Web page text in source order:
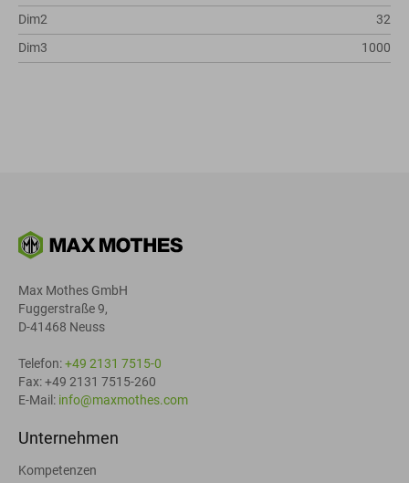
Dim2
32
Dim3
1000
Max Mothes GmbH
Fuggerstraße 9,
D-41468 Neuss
Telefon:+49 2131 7515-0
Fax: +49 2131 7515-260
E-Mail: info@maxmothes.com
Unternehmen
Kompetenzen